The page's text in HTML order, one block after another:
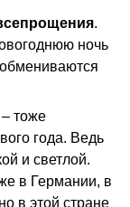
.
ночь
– тоже
года. Ведь
и светлой.
в Германии, в
в этой стране